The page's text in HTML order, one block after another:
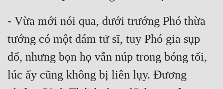
- Vừa mới nói qua, dưới trướng Phó thừa
tướng có một đám tử sĩ, tuy Phó gia sụp
đổ, nhưng bọn họ vẫn núp trong bóng tối,
lúc ấy cũng không bị liên lụy. Đương